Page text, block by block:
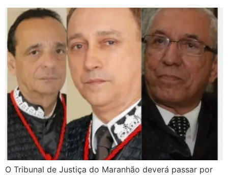
O Tribunal de Justiça do Maranhão deverá passar por